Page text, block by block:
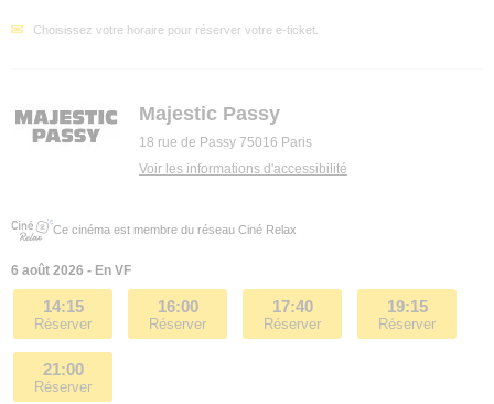
Choisissez votre horaire pour réserver votre e-ticket.
Majestic Passy
18 rue de Passy 75016 Paris
Voir les informations d'accessibilité
Ce cinéma est membre du réseau Ciné Relax
6 août 2026 - En VF
14:15
Réserver
16:00
Réserver
17:40
Réserver
19:15
Réserver
21:00
Réserver